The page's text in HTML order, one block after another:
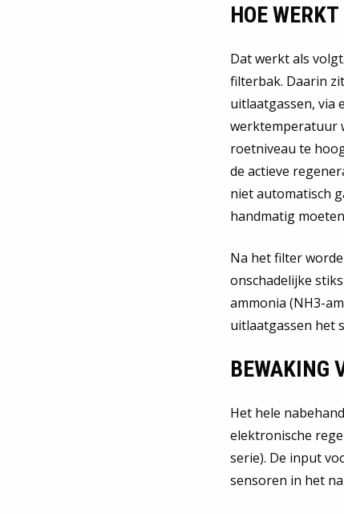
HOE
Dat werkt als
filterbak. Daarin
uitlaatgassen, via
werktemperatuur
roetniveau te
de actieve
niet automatisch
handmatig
Na het filter
onschadelijke
ammonia (NH3-
uitlaatgassen het
BEWAKING
Het hele
elektronische
serie). De input
sensoren in het